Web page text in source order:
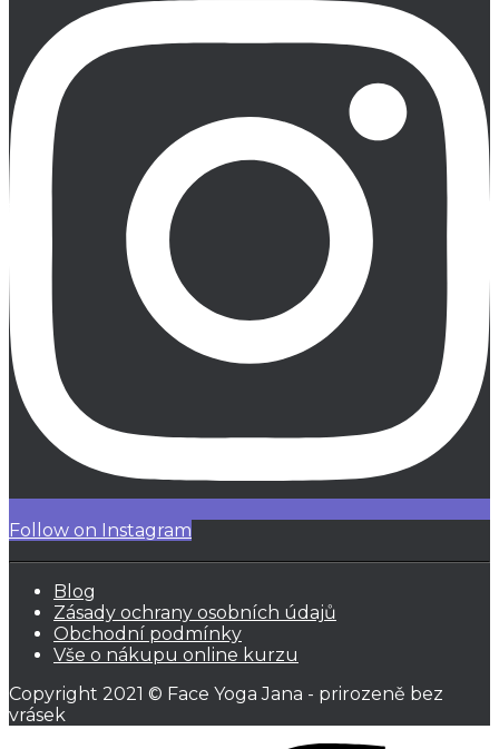
Follow on Instagram
Blog
Zásady ochrany osobních údajů
Obchodní podmínky
Vše o nákupu online kurzu
Copyright 2021 © Face Yoga Jana - prirozeně bez
vrásek